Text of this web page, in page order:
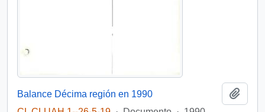
Balance Décima región en 1990